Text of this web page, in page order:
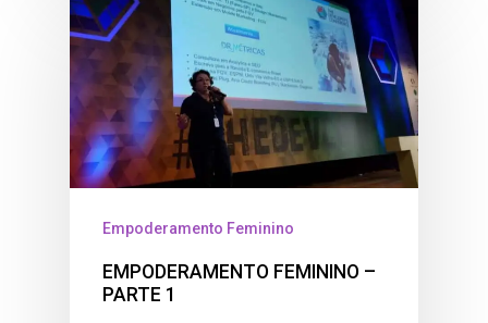
Empoderamento Feminino
EMPODERAMENTO FEMININO –
PARTE 1